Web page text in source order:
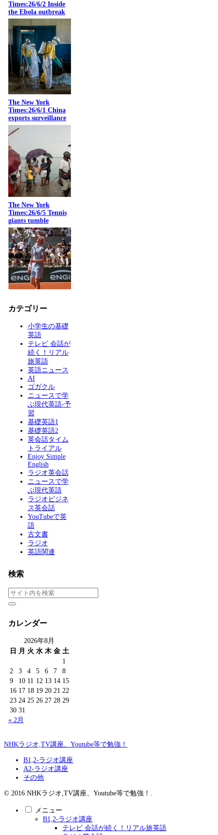
Times:26/6/2 Inside
the Ebola outbreak
The New York
Times:26/6/1 China
exports surveillance
The New York
Times:26/6/5 Tennis
giants tumble
カテゴリー
小学生の基礎
英語
テレビ 会話が
続く！リアル
旅英語
英語ニュース
AI
ゴガクル
ニュースで学
ぶ現代英語-予
習
基礎英語1
基礎英語2
英会話タイム
トライアル
Enjoy Simple
English
ラジオ英会話
ニュースで学
ぶ現代英語
ラジオビジネ
ス英会話
YouTubeで英
語
古文書
ラジオ
英語関連
検索
カレンダー
2026年8月
日 月 火 水 木 金 土
1
2
3 4 5 6 7
8
9
10 11 12 13 14 15
16 17 18 19 20 21 22
23 24 25 26 27 28 29
30 31
« 2月
NHKラジオ,TV講座、Youtube等で勉強！
B1,2-ラジオ講座
A2-ラジオ講座
その他
© 2016 NHKラジオ,TV講座、Youtube等で勉強！.
メニュー
B1,2-ラジオ講座
テレビ 会話が続く！リアル旅英語